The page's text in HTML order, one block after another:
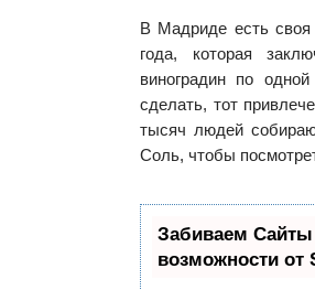
В Мадриде есть своя
года, которая
виноградин по
сделать, тот
тысяч людей
Соль, чтобы
Забиваем
возможности от